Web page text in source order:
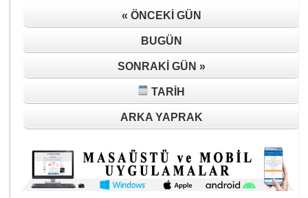
« ÖNCEKI GÜN
BUGÜN
SONRAKI GÜN »
TARIH
ARKA YAPRAK